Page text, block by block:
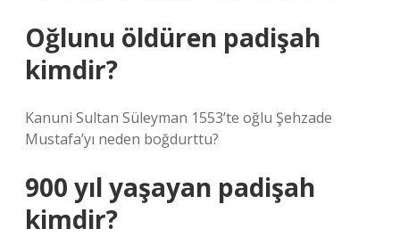
Oğlunu öldüren padişah
kimdir?
Kanuni Sultan Süleyman 1553’te oğlu Şehzade
Mustafa’yı neden boğdurttu?
900 yıl yaşayan padişah
kimdir?